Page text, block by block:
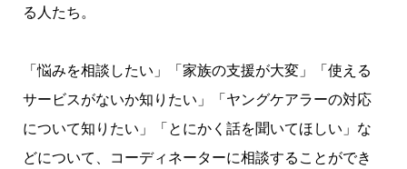
る人たち。
「悩みを相談したい」「家族の支援が大変」「使える
サービスがないか知りたい」「ヤングケアラーの対応
について知りたい」「とにかく話を聞いてほしい」な
どについて、コーディネーターに相談することができ